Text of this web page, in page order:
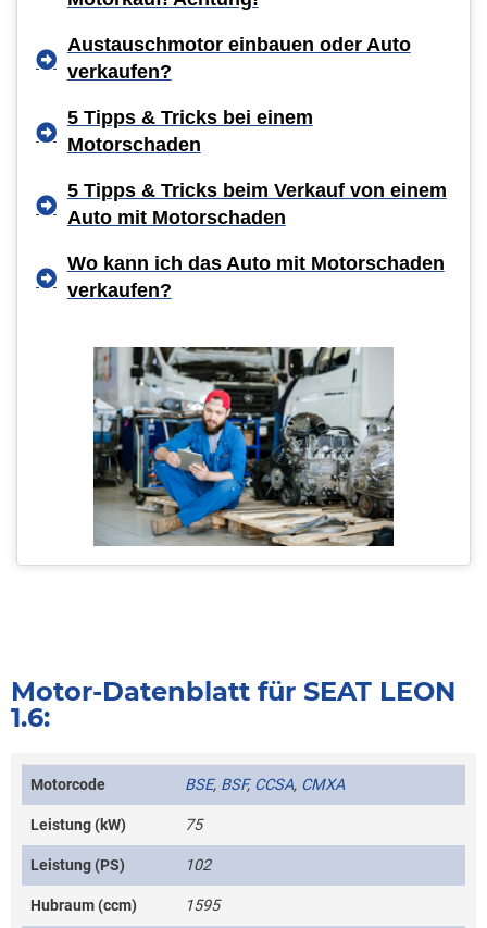
Austauschmotor einbauen oder Auto
verkaufen?
5 Tipps & Tricks bei einem
Motorschaden
5 Tipps & Tricks beim Verkauf von einem
Auto mit Motorschaden
Wo kann ich das Auto mit Motorschaden
verkaufen?
Motor-Datenblatt für SEAT LEON
1.6:
Motorcode BSE, BSF, CCSA, CMXA
Leistung (kW) 75
Leistung (PS) 102
Hubraum (ccm) 1595